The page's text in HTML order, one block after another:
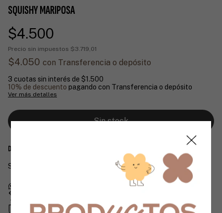
SQUISHY MARIPOSA
$4.500
Precio sin impuestos $3.719,01
$4.050 con Transferencia o depósito
3 cuotas sin interés de $1.500
10% de descuento pagando con Transferencia o depósito
Ver más detalles
Descripción
SQUISHY MARIPOSA
Compra segura